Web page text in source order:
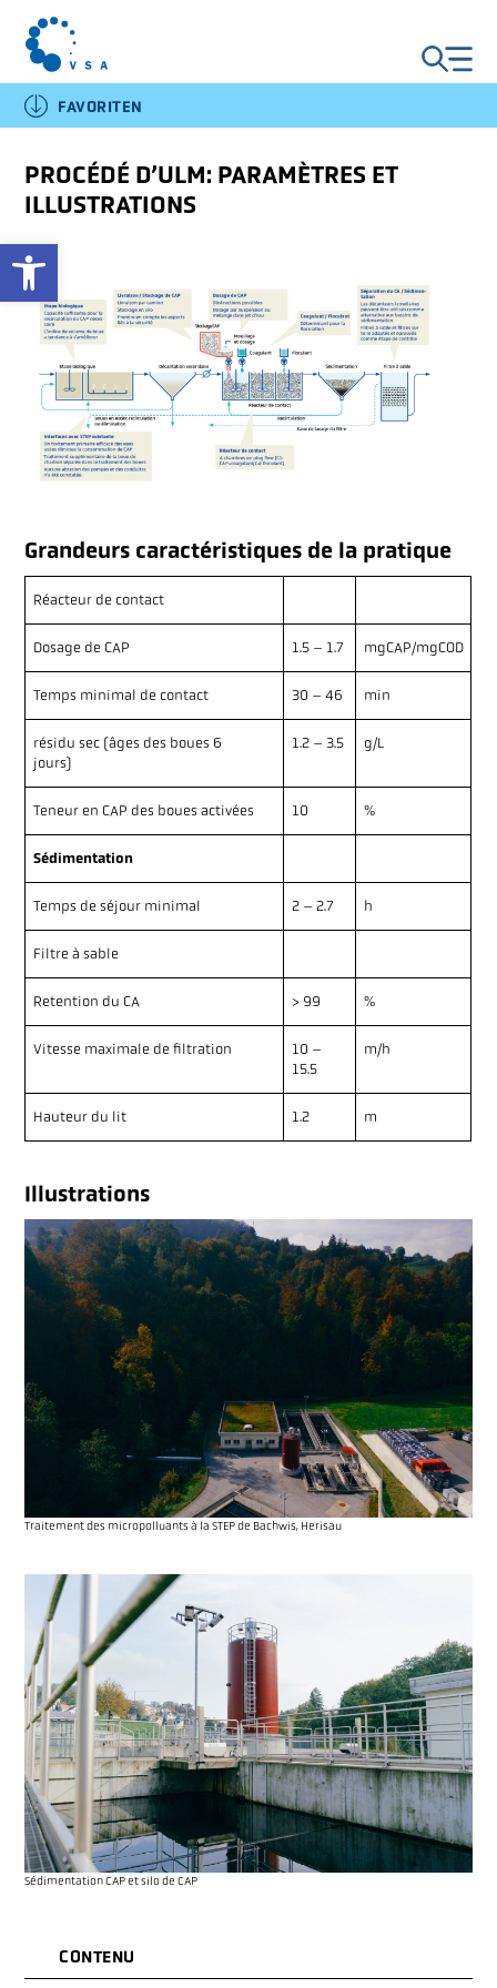
Open toolbar
RÉALISATIONS DANS LES
PROCÉDÉ
INDUSTRIE ET
ARTISANAT
PUBLICATIONS
A PROPOS DE LA
PLATEFORME
FAQ
CONTACT
FAVORITEN
PROCÉDÉ D’ULM: PARAMÈTRES ET
ILLUSTRATIONS
Grandeurs caractéristiques de la pratique
Réacteur de contact
Dosage de CAP 1.5 – 1.7 mgCAP/mgCOD
Temps minimal de contact 30 – 46 min
résidu sec (âges des boues 6
jours)
1.2 – 3.5 g/L
Teneur en CAP des boues activées 10 %
Sédimentation
Temps de séjour minimal 2 – 2.7 h
Filtre à sable
Retention du CA > 99 %
Vitesse maximale de filtration
10 –
15.5
m/h
Hauteur du lit 1.2 m
Illustrations
Traitement des micropolluants à la STEP de Bachwis, Herisau
Sédimentation CAP et silo de CAP
CONTENU